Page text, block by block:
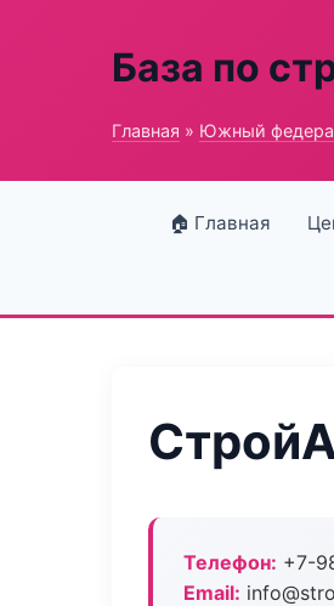
База по
Главная » Южный
🏠 Главная
Телефон: +7-
Email: